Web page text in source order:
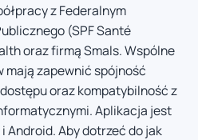
z Federalnym
(SPF Santé
oraz firmą Smals. Wspólne
mają zapewnić spójność
oraz kompatybilność z
Aplikacja jest
Android. Aby dotrzeć do jak